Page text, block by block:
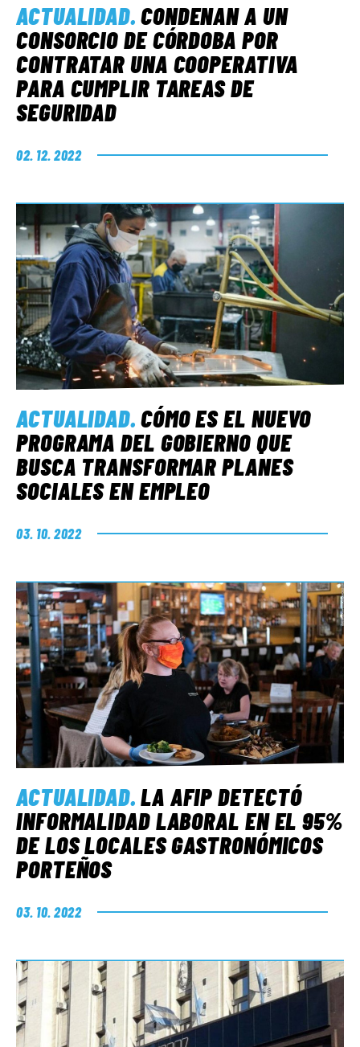
ACTUALIDAD.CONDENAN A UN
CONSORCIO DE CÓRDOBA POR
CONTRATAR UNA COOPERATIVA
PARA CUMPLIR TAREAS DE
SEGURIDAD
02. 12. 2022
ACTUALIDAD.CÓMO ES EL NUEVO
PROGRAMA DEL GOBIERNO QUE
BUSCA TRANSFORMAR PLANES
SOCIALES EN EMPLEO
03. 10. 2022
ACTUALIDAD.LA AFIP DETECTÓ
INFORMALIDAD LABORAL EN EL 95%
DE LOS LOCALES GASTRONÓMICOS
PORTEÑOS
03. 10. 2022